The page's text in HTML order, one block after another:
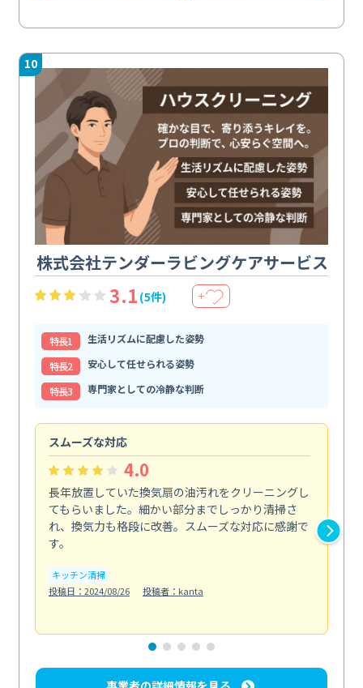
10
株式会社テンダーラビングケアサービス
3.1 (5件) ＋
特⻑1
生活リズムに配慮した姿勢
特⻑2
安心して任せられる姿勢
特⻑3
専門家としての冷静な判断
スムーズな対応
4.0
長年放置していた換気扇の油汚れをクリーニングし
てもらいました。細かい部分までしっかり清掃さ
れ、換気力も格段に改善。スムーズな対応に感謝で
す。
キッチン清掃
投稿日：2024/08/26
投稿者：kanta